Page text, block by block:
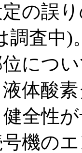
の誤
調査中
につ
体酸
全性
機の